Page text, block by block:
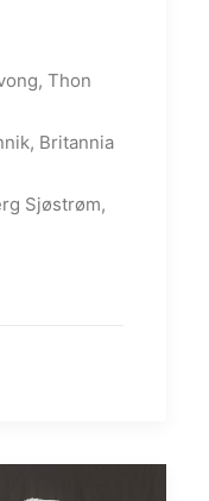
Thon
Britannia
Sjøstrøm,